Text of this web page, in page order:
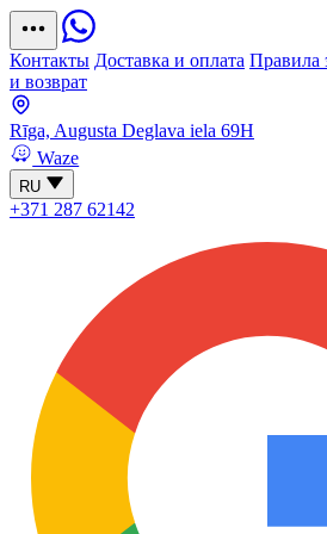
Контакты Доставка и оплата Правила
и возврат
Rīga, Augusta Deglava iela 69H
Waze
RU
+371 287 62142